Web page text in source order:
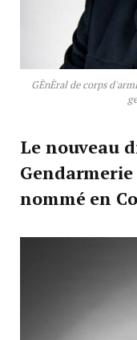
GÈnÈral de corps
Le nouveau
nommé en